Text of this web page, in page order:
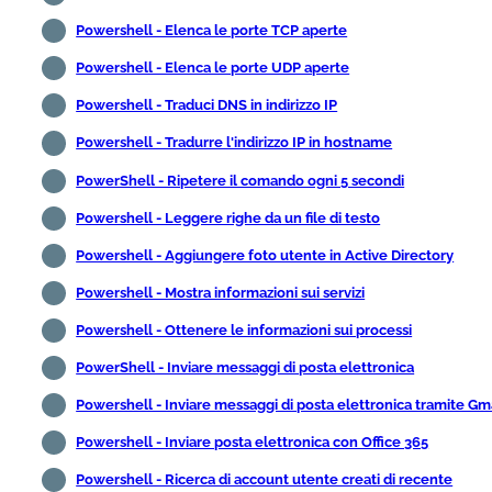
Powershell - Elenca le porte TCP aperte
Powershell - Elenca le porte UDP aperte
Powershell - Traduci DNS in indirizzo IP
Powershell - Tradurre l'indirizzo IP in hostname
PowerShell - Ripetere il comando ogni 5 secondi
Powershell - Leggere righe da un file di testo
Powershell - Aggiungere foto utente in Active Directory
Powershell - Mostra informazioni sui servizi
Powershell - Ottenere le informazioni sui processi
PowerShell - Inviare messaggi di posta elettronica
Powershell - Inviare messaggi di posta elettronica tramite
Powershell - Inviare posta elettronica con Office 365
Powershell - Ricerca di account utente creati di recente